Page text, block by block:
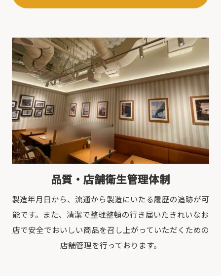
品質・店舗衛生管理体制
製造年月日から、流通から製造にいたる履歴の追跡が可
能です。また、清潔で整理整頓の行き届いたきれいなお
店で安全でおいしい商品を召し上がっていただくための
店舗管理を行っております。